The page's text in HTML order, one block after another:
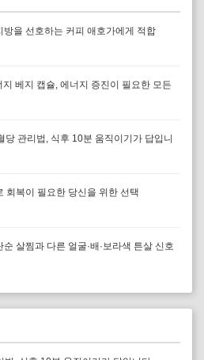
방을 선호하는 커피 애호가에게 적합
지 베지 캡슐, 에너지 증진이 필요한 모든
당 관리법, 식후 10분 움직이기가 답입니
회복이 필요한 당신을 위한 선택
살찜과 다른 얼굴·배·보라색 튼살 신호